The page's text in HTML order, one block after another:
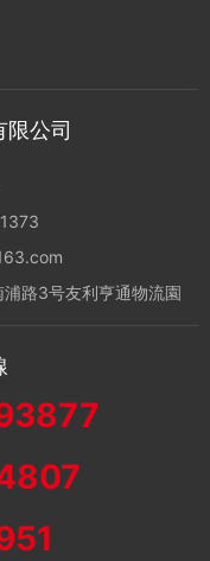
公司
路3号友利亨通物流園